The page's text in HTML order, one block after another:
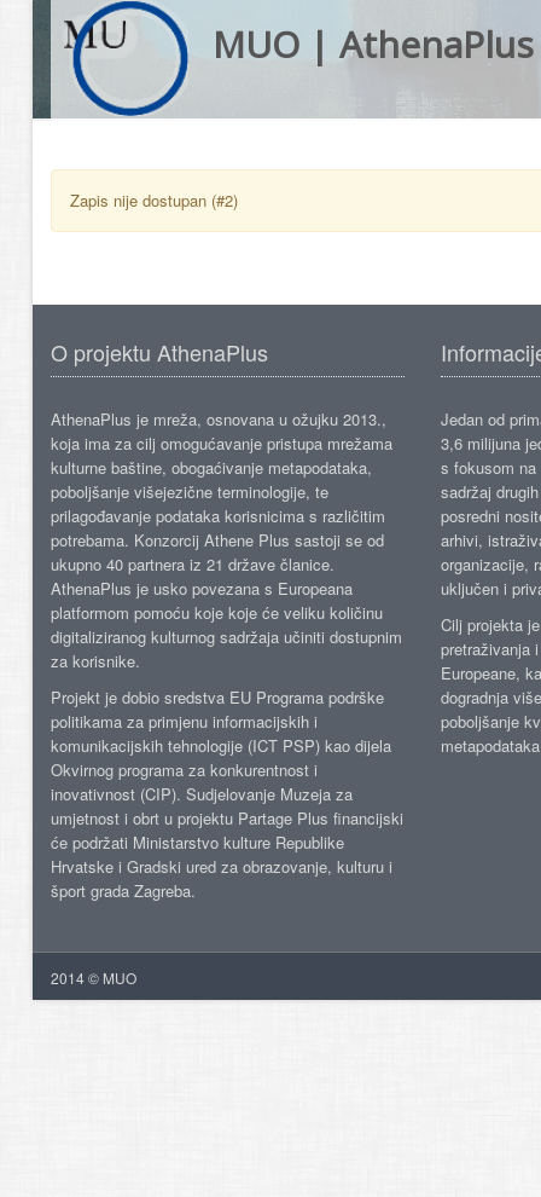
MUO | AthenaPlus
Zapis nije dostupan (#2)
O projektu AthenaPlus
AthenaPlus je mreža, osnovana u ožujku 2013.,
koja ima za cilj omogućavanje pristupa mrežama
kulturne baštine, obogaćivanje metapodataka,
poboljšanje višejezične terminologije, te
prilagođavanje podataka korisnicima s različitim
potrebama. Konzorcij Athene Plus sastoji se od
ukupno 40 partnera iz 21 države članice.
AthenaPlus je usko povezana s Europeana
platformom pomoću koje koje će veliku količinu
digitaliziranog kulturnog sadržaja učiniti dostupnim
za korisnike.
Projekt je dobio sredstva EU Programa podrške
politikama za primjenu informacijskih i
komunikacijskih tehnologije (ICT PSP) kao dijela
Okvirnog programa za konkurentnost i
inovativnost (CIP). Sudjelovanje Muzeja za
umjetnost i obrt u projektu Partage Plus financijski
će podržati Ministarstvo kulture Republike
Hrvatske i Gradski ured za obrazovanje, kulturu i
šport grada Zagreba.
Jedan od
3,6 milijuna
s fokusom
sadržaj
posredni
arhivi,
organizacije,
uključen i
Cilj projekta
pretraživanja
Europeane,
dogradnja
poboljšanje
2014 © MUO